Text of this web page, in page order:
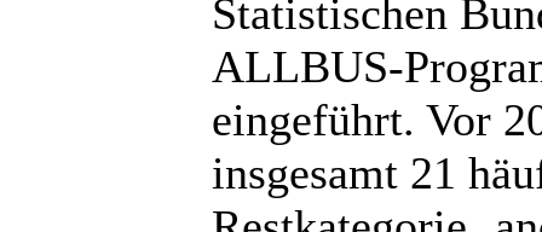
Statistischen
ALLBUS-
eingeführt. Vor
insgesamt 21